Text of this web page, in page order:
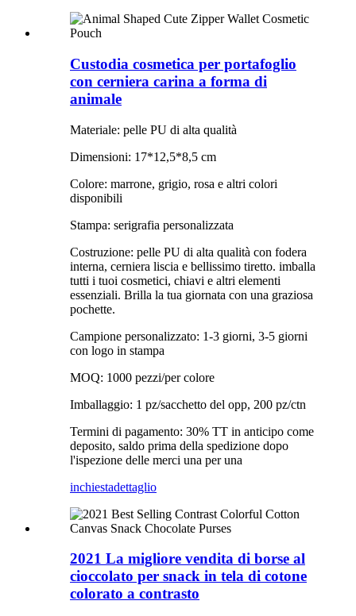
Custodia cosmetica per portafoglio
con cerniera carina a forma di
animale
Materiale: pelle PU di alta qualità
Dimensioni: 17*12,5*8,5 cm
Colore: marrone, grigio, rosa e altri colori
disponibili
Stampa: serigrafia personalizzata
Costruzione: pelle PU di alta qualità con fodera
interna, cerniera liscia e bellissimo tiretto. imballa
tutti i tuoi cosmetici, chiavi e altri elementi
essenziali. Brilla la tua giornata con una graziosa
pochette.
Campione personalizzato: 1-3 giorni, 3-5 giorni
con logo in stampa
MOQ: 1000 pezzi/per colore
Imballaggio: 1 pz/sacchetto del opp, 200 pz/ctn
Termini di pagamento: 30% TT in anticipo come
deposito, saldo prima della spedizione dopo
l'ispezione delle merci una per una
inchiestadettaglio
2021 La migliore vendita di borse al
cioccolato per snack in tela di cotone
colorato a contrasto